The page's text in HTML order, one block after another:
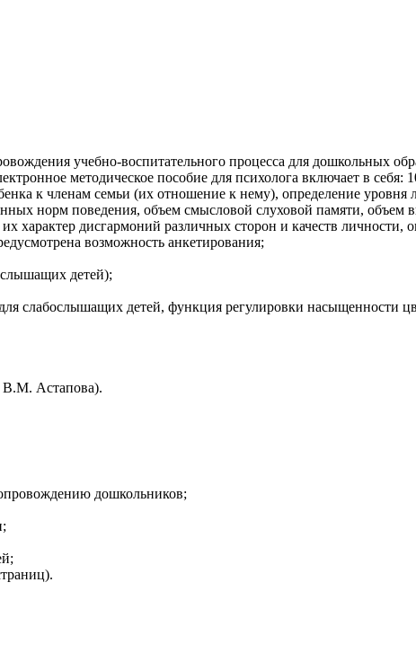
учебно-воспитательного процесса для дошкольных
методическое пособие для психолога включает в себя:
к членам семьи (их отношение к нему), определение уровня
норм поведения, объем смысловой слуховой памяти, объем
характер дисгармоний различных сторон и качеств личности,
возможность анкетирования;
детей);
слабослышащих детей, функция регулировки насыщенности
В.М. Астапова).
дошкольников;